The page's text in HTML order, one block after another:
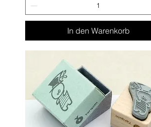
In den Warenkorb